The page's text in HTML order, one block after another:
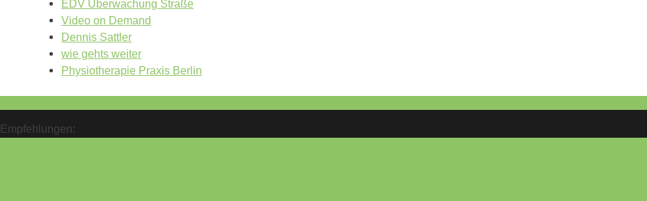
EDV Überwachung Straße
Video on Demand
Dennis Sattler
wie gehts weiter
Physiotherapie Praxis Berlin
Empfehlungen: